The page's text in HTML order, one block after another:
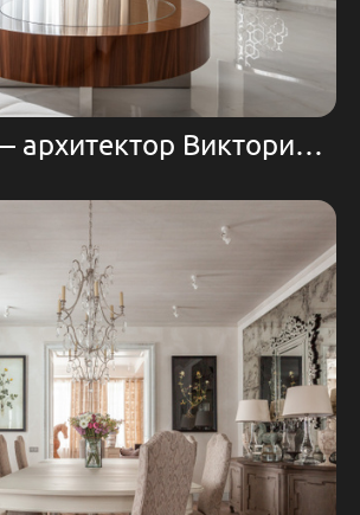
Квартира — архитектор Виктория Зарецкая